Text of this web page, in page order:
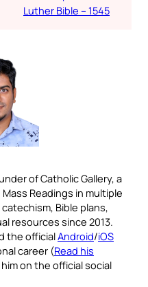
Luther Bible – 1545
of Catholic Gallery, a
Readings in multiple
Bible plans,
resources since 2013.
the officialAndroid/iOS
career (Read his
on the official social